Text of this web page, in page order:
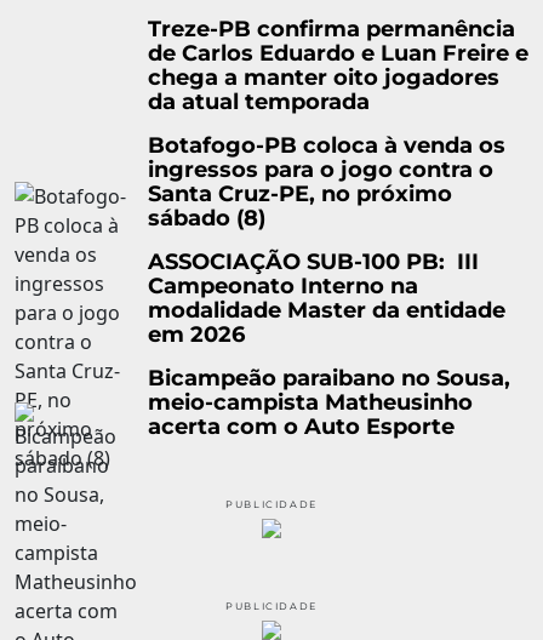
Treze-PB confirma permanência
de Carlos Eduardo e Luan Freire e
chega a manter oito jogadores
da atual temporada
Botafogo-PB coloca à venda os
ingressos para o jogo contra o
Santa Cruz-PE, no próximo
sábado (8)
ASSOCIAÇÃO SUB-100 PB: III
Campeonato Interno na
modalidade Master da entidade
em 2026
Bicampeão paraibano no Sousa,
meio-campista Matheusinho
acerta com o Auto Esporte
PUBLICIDADE
PUBLICIDADE